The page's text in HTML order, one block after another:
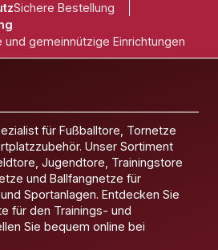
Sichere Bestellung
gemeinnützige Einrichtungen
für Fußballtore, Tornetze
Unser Sortiment
Jugendtore, Trainingstore
und Ballfangnetze für
Sportanlagen. Entdecken Sie
für den Trainings- und
Sie bequem online bei